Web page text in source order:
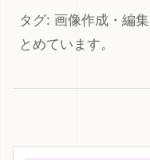
タグ: 画像作成・編
とめています。